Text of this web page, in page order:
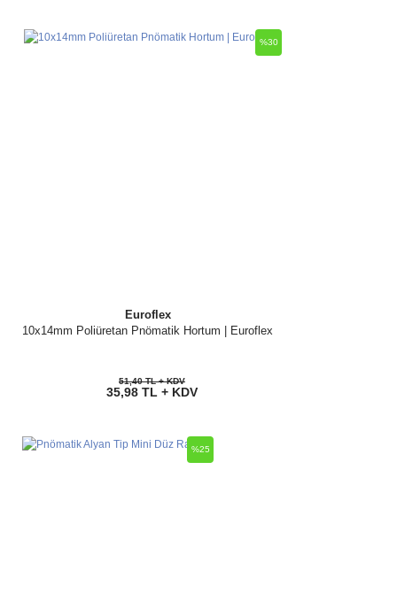
Euroflex
10x14mm Poliüretan Pnömatik Hortum | Euroflex
%30
51,40 TL + KDV
35,98 TL + KDV
%25